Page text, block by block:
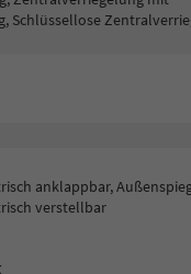
Schlüssellose
anklappbar,
verstellbar